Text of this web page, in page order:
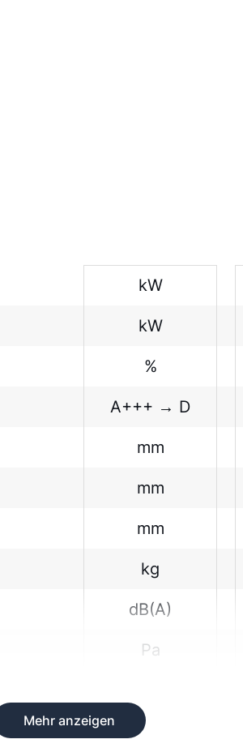
kW
kW
%
A+++ → D
mm
mm
mm
kg
dB(A)
Pa
Mehr anzeigen